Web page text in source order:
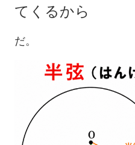
てくるから
だ。